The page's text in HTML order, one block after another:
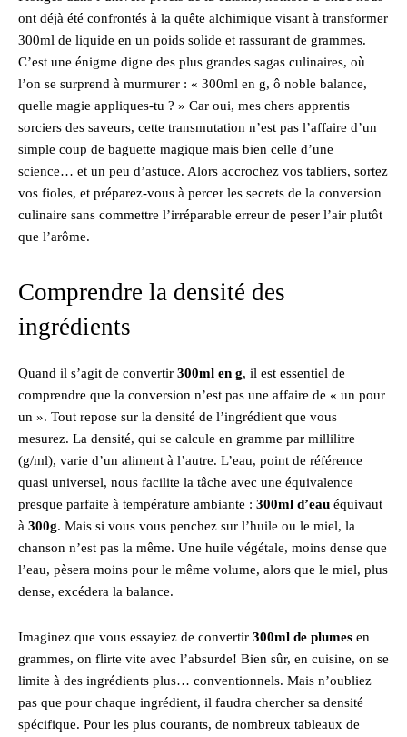
ont déjà été confrontés à la quête alchimique visant à transformer
300ml de liquide en un poids solide et rassurant de grammes.
C’est une énigme digne des plus grandes sagas culinaires, où
l’on se surprend à murmurer : « 300ml en g, ô noble balance,
quelle magie appliques-tu ? » Car oui, mes chers apprentis
sorciers des saveurs, cette transmutation n’est pas l’affaire d’un
simple coup de baguette magique mais bien celle d’une
science… et un peu d’astuce. Alors accrochez vos tabliers, sortez
vos fioles, et préparez-vous à percer les secrets de la conversion
culinaire sans commettre l’irréparable erreur de peser l’air plutôt
que l’arôme.
Comprendre la densité des
ingrédients
Quand il s’agit de convertir 300ml en g, il est essentiel de
comprendre que la conversion n’est pas une affaire de « un pour
un ». Tout repose sur la densité de l’ingrédient que vous
mesurez. La densité, qui se calcule en gramme par millilitre
(g/ml), varie d’un aliment à l’autre. L’eau, point de référence
quasi universel, nous facilite la tâche avec une équivalence
presque parfaite à température ambiante : 300ml d’eau équivaut
à 300g. Mais si vous vous penchez sur l’huile ou le miel, la
chanson n’est pas la même. Une huile végétale, moins dense que
l’eau, pèsera moins pour le même volume, alors que le miel, plus
dense, excédera la balance.
Imaginez que vous essayiez de convertir 300ml de plumes en
grammes, on flirte vite avec l’absurde! Bien sûr, en cuisine, on se
limite à des ingrédients plus… conventionnels. Mais n’oubliez
pas que pour chaque ingrédient, il faudra chercher sa densité
spécifique. Pour les plus courants, de nombreux tableaux de